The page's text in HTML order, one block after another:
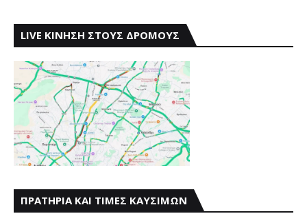
LIVE ΚΙΝΗΣΗ ΣΤΟΥΣ ΔΡΟΜΟΥΣ
ΠΡΑΤΗΡΙΑ ΚΑΙ ΤΙΜΕΣ ΚΑΥΣΙΜΩΝ